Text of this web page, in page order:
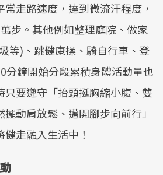
走路速度，達到微流汗程度，
步。其他例如整理庭院、做家
等)、跳健康操、騎自行車、登
分鐘開始分段累積身體活動量也
只要遵守「抬頭挺胸縮小腹、雙
動肩放鬆、邁開腳步向前行」
走融入生活中！